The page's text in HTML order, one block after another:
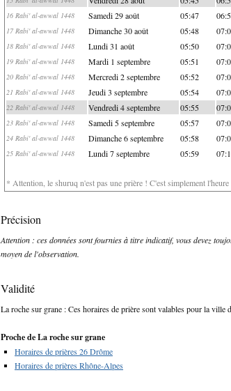
16 Rabi' al-awwal 1448 Samedi 29 août 05:47
17 Rabi' al-awwal 1448 Dimanche 30 août 05:48
18 Rabi' al-awwal 1448 Lundi 31 août 05:50
19 Rabi' al-awwal 1448 Mardi 1 septembre 05:51
20 Rabi' al-awwal 1448 Mercredi 2 septembre 05:52
21 Rabi' al-awwal 1448 Jeudi 3 septembre 05:54
22 Rabi' al-awwal 1448 Vendredi 4 septembre 05:55
23 Rabi' al-awwal 1448 Samedi 5 septembre 05:57
24 Rabi' al-awwal 1448 Dimanche 6 septembre 05:58
25 Rabi' al-awwal 1448 Lundi 7 septembre 05:59
* Attention, le shuruq n'est pas une prière ! C'est simplement
Précision
Attention : ces données sont fournies à titre indicatif, vous devez
moyen de l'observation.
Validité
La roche sur grane : Ces horaires de prière sont valables pour la ville
Proche de La roche sur grane
Horaires de prières 26 Drôme
Horaires de prières Rhône-Alpes